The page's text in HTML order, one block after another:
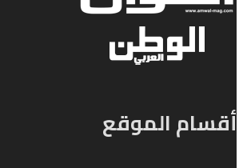
أقسام الموقع